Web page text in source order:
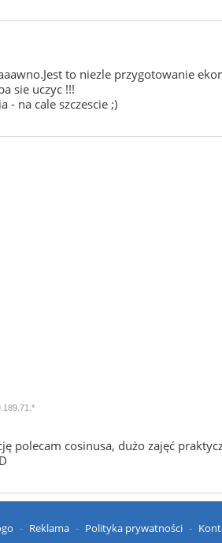
to niezle przygotowanie
sie uczyc !!!
- na cale szczescie ;)
polecam cosinusa, dużo zajęć
Reklama Polityka prywatności